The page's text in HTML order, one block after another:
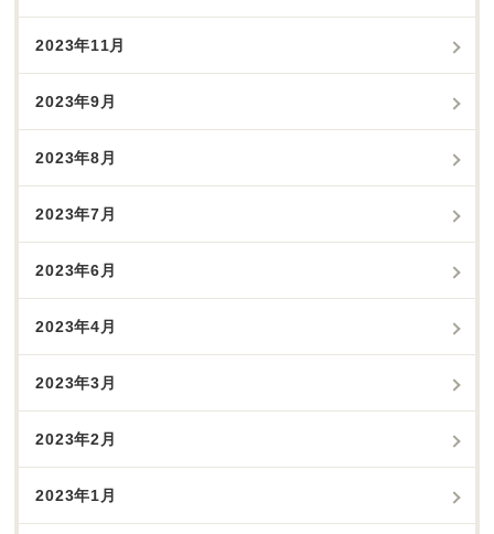
2023年11月
2023年9月
2023年8月
2023年7月
2023年6月
2023年4月
2023年3月
2023年2月
2023年1月